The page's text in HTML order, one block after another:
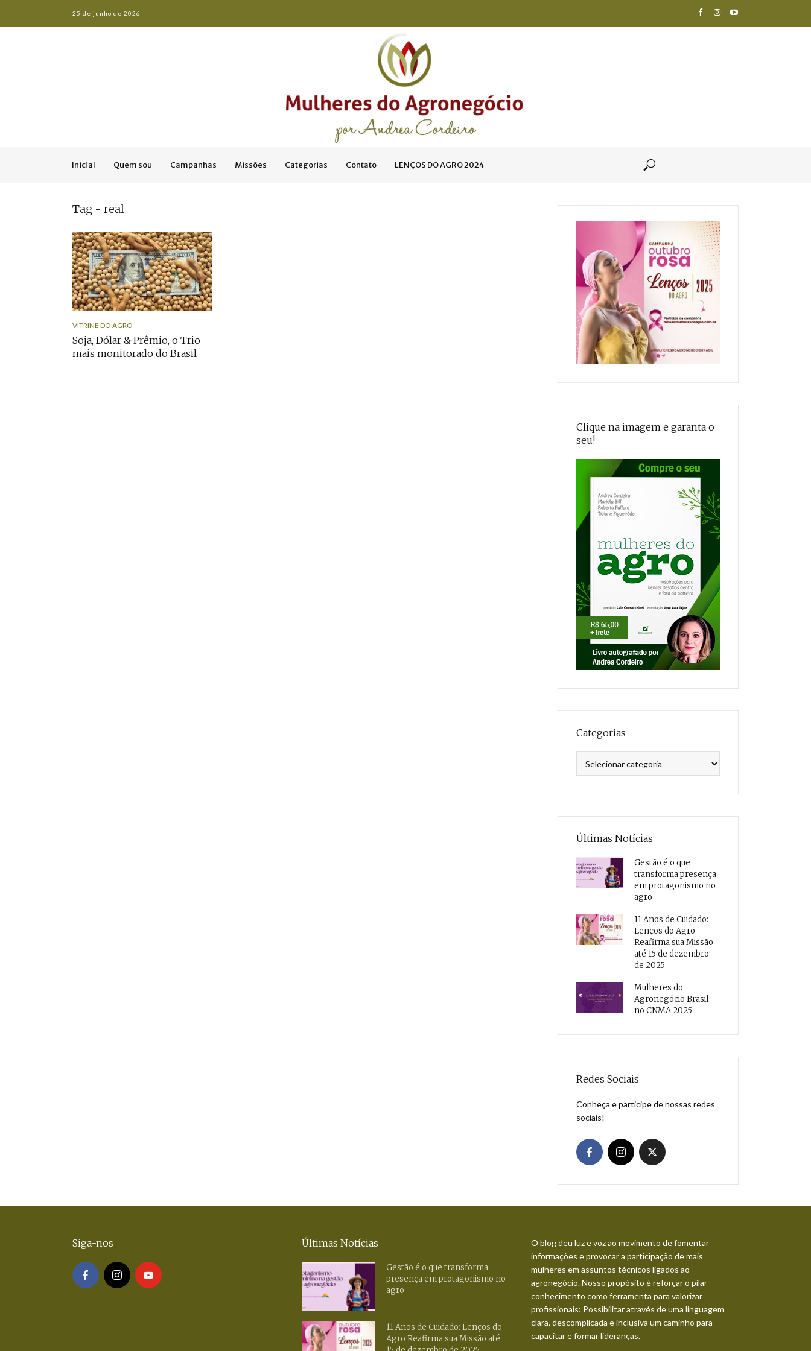
25 de junho de 2026
Inicial Quem sou Campanhas Missões Categorias Contato LENÇOS DO AGRO 2024
Tag - real
VITRINE DO AGRO
Soja, Dólar & Prêmio, o Trio
mais monitorado do Brasil
Clique na imagem e garanta o
seu!
Categorias
Últimas Notícias
Gestão é o que
transforma presença
em protagonismo no
agro
11 Anos de Cuidado:
Lenços do Agro
Reafirma sua Missão
até 15 de dezembro
de 2025
Mulheres do
Agronegócio Brasil
no CNMA 2025
Redes Sociais
Conheça e participe de nossas redes
sociais!
Siga-nos Últimas Notícias
Gestão é o que transforma
presença em protagonismo no
agro
11 Anos de Cuidado: Lenços do
Agro Reafirma sua Missão até
O blog deu luz e voz ao movimento de fomentar
informações e provocar a participação de mais
mulheres em assuntos técnicos ligados ao
agronegócio. Nosso propósito é reforçar o pilar
conhecimento como ferramenta para valorizar
profissionais: Possibilitar através de uma linguagem
clara, descomplicada e inclusiva um caminho para
capacitar e formar lideranças.